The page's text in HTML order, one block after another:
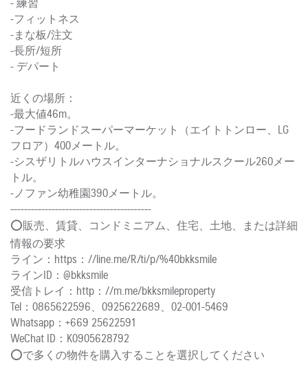
- 練習
-フィットネス
-まな板/注文
-長所/短所
- デパート
近くの場所：
-最大値46m。
-フードランドスーパーマーケット（エイトトンロー、LG
フロア）400メートル。
-シスザリトルハウスインターナショナルスクール260メー
トル。
-ノファン幼稚園390メートル。
-----------------------------------------
⭕️販売、賃貸、コンドミニアム、住宅、土地、または詳細
情報の要求
ライン：https：//line.me/R/ti/p/%40bkksmile
ラインID：@bkksmile
受信トレイ：http：//m.me/bkksmileproperty
Tel：0865622596、0925622689、02-001-5469
Whatsapp：+669 25622591
WeChat ID：K0905628792
⭕️で多くの物件を購入することを選択してください